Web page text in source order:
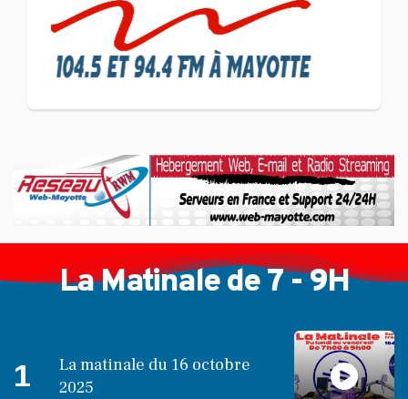
CULTURE ET SOCIÉTÉ
L'association Marovoanio
et Reska NI Kalamu pour la
Langue KIBOSI
La Matinale de 7 - 9H
1
La matinale du 16 octobre
2025